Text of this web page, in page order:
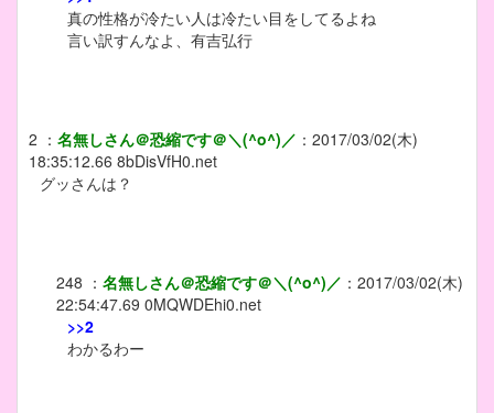
真の性格が冷たい人は冷たい目をしてるよね
言い訳すんなよ、有吉弘行
2 ： 名無しさん＠恐縮です＠＼(^o^)／ ： 2017/03/02(木)
18:35:12.66 8bDisVfH0.net
グッさんは？
248 ： 名無しさん＠恐縮です＠＼(^o^)／ ： 2017/03/02(木)
22:54:47.69 0MQWDEhi0.net
>>2
わかるわー